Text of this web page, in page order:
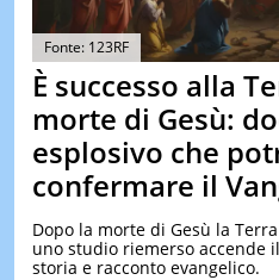
Fonte: 123RF
È successo alla
morte di Gesù:
esplosivo che
confermare il
Dopo la morte di Gesù la
uno studio riemerso accende
storia e racconto evangelico.